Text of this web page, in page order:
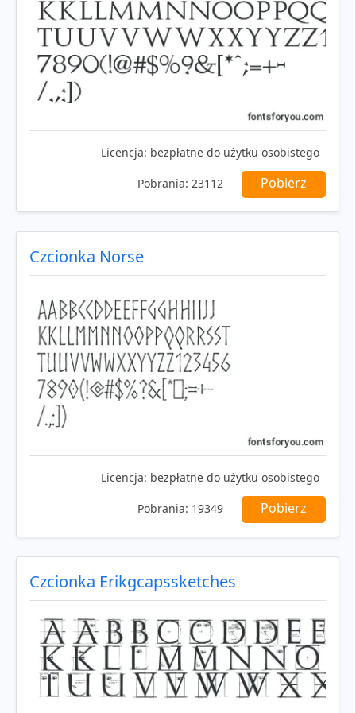
Licencja: bezpłatne do użytku osobistego
Pobrania: 23112 Pobierz
Czcionka Norse
Licencja: bezpłatne do użytku osobistego
Pobrania: 19349 Pobierz
Czcionka Erikgcapssketches